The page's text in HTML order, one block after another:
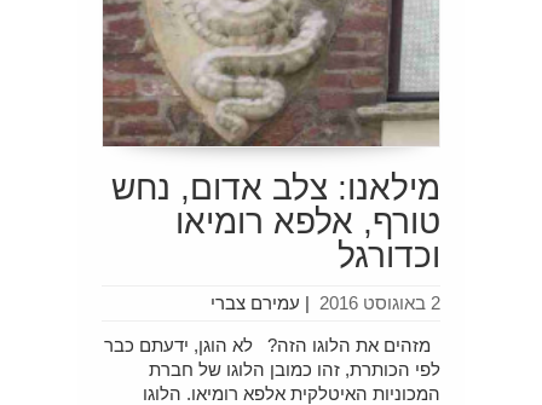
מילאנו: צלב אדום, נחש
טורף, אלפא רומיאו
וכדורגל
עמירם צברי | 2 באוגוסט 2016
מזהים את הלוגו הזה? לא הוגן, ידעתם כבר
לפי הכותרת, זהו כמובן הלוגו של חברת
המכוניות האיטלקית אלפא רומיאו. הלוגו